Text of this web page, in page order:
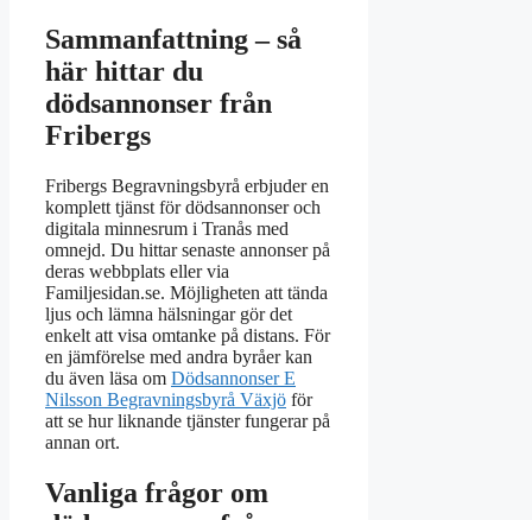
Sammanfattning – så
här hittar du
dödsannonser från
Fribergs
Fribergs Begravningsbyrå erbjuder en
komplett tjänst för dödsannonser och
digitala minnesrum i Tranås med
omnejd. Du hittar senaste annonser på
deras webbplats eller via
Familjesidan.se. Möjligheten att tända
ljus och lämna hälsningar gör det
enkelt att visa omtanke på distans. För
en jämförelse med andra byråer kan
du även läsa om Dödsannonser E
Nilsson Begravningsbyrå Växjö för
att se hur liknande tjänster fungerar på
annan ort.
Vanliga frågor om